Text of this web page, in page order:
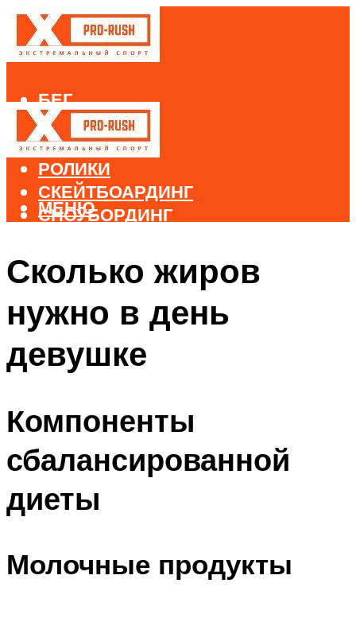
БЕГ
ВЕЛОСПОРТ
ДАЙВИНГ
РОЛИКИ
СКЕЙТБОАРДИНГ
СНОУБОРДИНГ
МЕНЮ
Сколько жиров
нужно в день
девушке
Компоненты
сбалансированной
диеты
Молочные продукты